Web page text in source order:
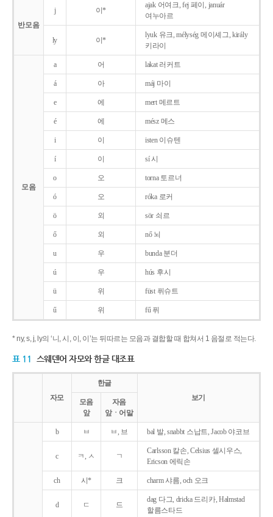
반모음
j 이*
ajak 어여크, fej 페이, január
여누아르
ly 이*
lyuk 유크, mélység 메이셰그, király
키라이
모음
a 어 lakat 러커트
á 아 máj 마이
e 에 mert 메르트
é 에 mész 메스
i 이 isten 이슈텐
í 이 sí 시
o 오 torna 토르너
ó 오 róka 로커
ö 외 sör 쇠르
ő 외 nő 뇌
u 우 bunda 분더
ú 우 hús 후시
ü 위 füst 퓌슈트
ű 위 fű 퓌
* ny, s, j, ly의 ‘니, 시, 이, 이’는 뒤따르는 모음과 결합할 때 합쳐서 1 음절로 적는다.
표 11 스웨덴어 자모와 한글 대조표
자모
한글
보기
모음
앞
자음
앞ㆍ어말
b ㅂ ㅂ, 브 bal 발, snabbt 스납트, Jacob 야코브
c ㅋ, ㅅ ㄱ
Carlsson 칼손, Celsius 셀시우스,
Ericson 에릭손
ch 시* 크 charm 샤름, och 오크
d ㄷ 드
dag 다그, dricka 드리카, Halmstad
할름스타드